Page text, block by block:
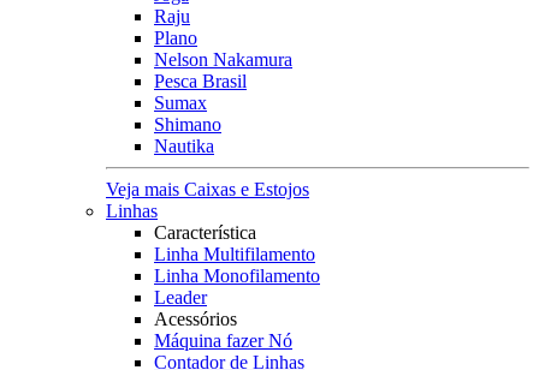
Raju
Plano
Nelson Nakamura
Pesca Brasil
Sumax
Shimano
Nautika
Veja mais Caixas e Estojos
Linhas
Característica
Linha Multifilamento
Linha Monofilamento
Leader
Acessórios
Máquina fazer Nó
Contador de Linhas